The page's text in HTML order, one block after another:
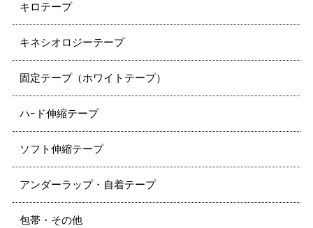
キロテープ
キネシオロジーテープ
固定テープ（ホワイトテープ）
ハｰド伸縮テープ
ソフト伸縮テープ
アンダーラップ・自着テープ
包帯・その他